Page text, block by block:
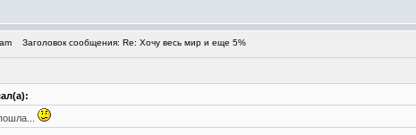
Заголовок сообщения: Re: Хочу весь мир и еще 5%